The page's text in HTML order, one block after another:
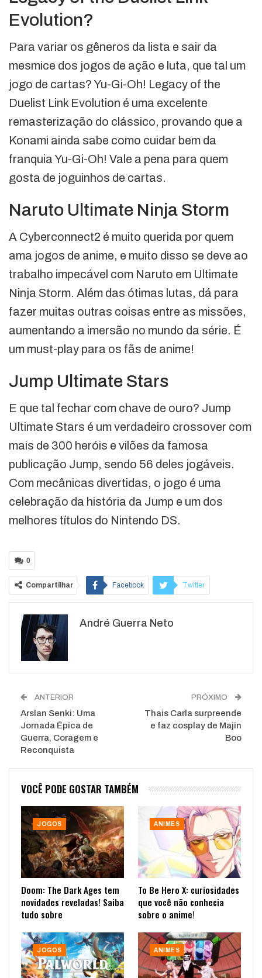
Evolution?
Para variar os gêneros da lista e sair da
mesmice dos jogos de ação e luta, que tal um
jogo de cartas? Yu-Gi-Oh! Legacy of the
Duelist Link Evolution é uma excelente
remasterização do clássico, provando que a
Konami ainda sabe como cuidar bem da
franquia Yu-Gi-Oh! Vale a pena para quem
gosta de joguinhos de cartas.
Naruto Ultimate Ninja Storm
A Cyberconnect2 é muito querida por quem
ama jogos de anime, e muito disso se deve ao
trabalho impecável com Naruto em Ultimate
Ninja Storm. Além das ótimas lutas, dá para
fazer muitas outras coisas entre as missões,
aumentando a imersão no mundo da série. É
um must-play para os fãs de anime!
Jump Ultimate Stars
E que tal fechar com chave de ouro? Jump
Ultimate Stars é um verdadeiro crossover com
mais de 300 heróis e vilões da famosa
publicação Jump, sendo 56 deles jogáveis.
Com mecânicas divertidas, o jogo é uma
celebração da história da Jump e um dos
melhores títulos do Nintendo DS.
0
Compartilhar Facebook Twitter
WhatsApp
André Guerra Neto
ANTERIOR
Arslan Senki: Uma
Jornada Épica de
Guerra, Coragem e
Reconquista
PRÓXIMO
Thais Carla surpreende
e faz cosplay de Majin
Boo
VOCÊ PODE GOSTAR TAMBÉM
JOGOS
Doom: The Dark Ages tem
novidades reveladas! Saiba
tudo sobre
ANIMES
To Be Hero X: curiosidades
que você não conhecia
sobre o anime!
JOGOS ANIMES